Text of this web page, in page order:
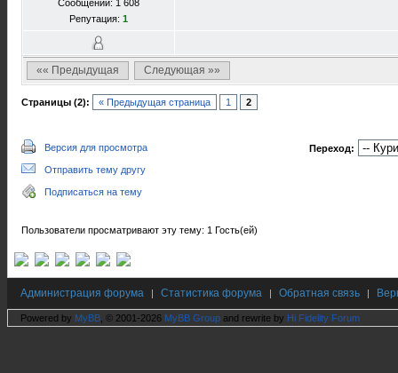
Сообщений: 1 608
Репутация: 1
«« Предыдущая Следующая »»
Страницы (2): « Предыдущая страница 1 2
Версия для просмотра
Отправить тему другу
Подписаться на тему
Переход:
Пользователи просматривают эту тему: 1 Гость(ей)
Администрация форума | Статистика форума | Обратная связь |
Powered by MyBB , © 2001-2026 MyBB Group and rewrite by Hi Fidelity Forum